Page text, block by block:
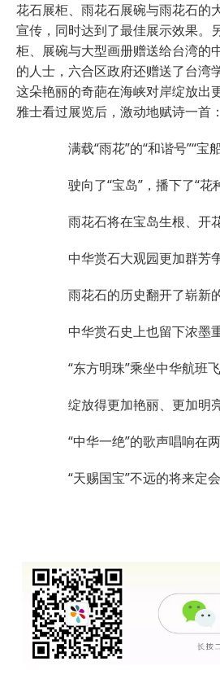
花石展柜、雨花石展碗与雨花石的
宣传，同时达到了最佳展示效果。
柜、展碗与大型画册赠送给台湾的
的人士，六合区政府还赠送了台湾
这朵艳丽的奇葩在海峡对岸绽放出
雅士看过展览后，激动地赋诗一首：
满载“雨花”的“和谐号”“宝船
驶向了“宝岛”，播下了“花
雨花石将在宝岛生根、开花
中华赏石大观园更加群芳争
雨花石的历史翻开了崭新的
中华赏石史上也留下浓墨重
“东方明珠”乘坐中华航班飞
绽放得更加艳丽、更加明
“中华一绝”的歌声唱响在两
“天赐国宝”不远的将来定会